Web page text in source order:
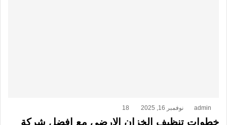
admin نوفمبر 16, 2025 18
خطوات تنظيف الخزان الارضي مع افضل شركة